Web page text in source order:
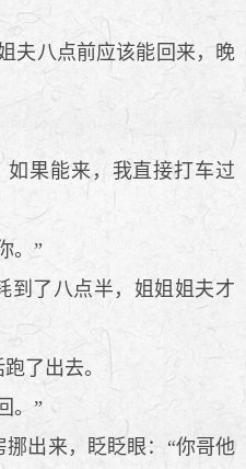
夫八点前应该能回来，晚
果能来，我直接打车过
。”
了八点半，姐姐姐夫才
了出去。
。”
出来，眨眨眼：“你哥他